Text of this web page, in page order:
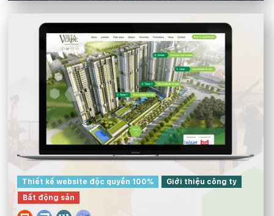
Thiết kế website độc quyền 100%
Giới thiệu công ty
Bất động sản